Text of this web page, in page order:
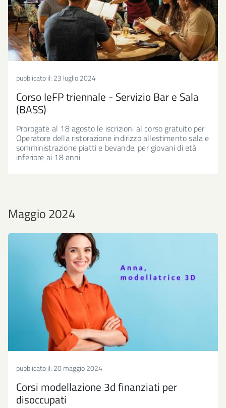
pubblicato il: 23 luglio 2024
Corso IeFP triennale - Servizio Bar e Sala
(BASS)
Prorogate al 18 agosto le iscrizioni al corso gratuito per
Operatore della ristorazione indirizzo allestimento sala e
somministrazione piatti e bevande, per giovani di età
inferiore ai 18 anni
Maggio 2024
pubblicato il: 20 maggio 2024
Corsi modellazione 3d finanziati per
disoccupati